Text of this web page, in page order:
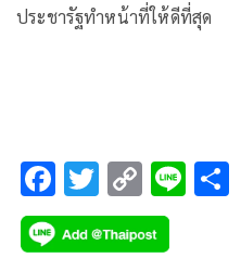
ประชารัฐทำหน้าที่ให้ดีที่สุด
F
ac
e
T
wi
tt
C
o
p
Li